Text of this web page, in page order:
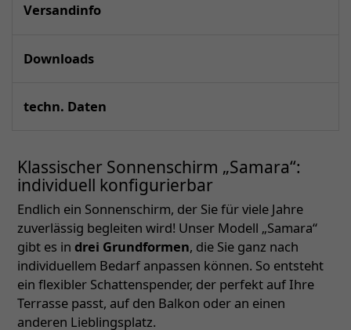
Versandinfo
Downloads
techn. Daten
Klassischer Sonnenschirm „Samara“:
individuell konfigurierbar
Endlich ein Sonnenschirm, der Sie für viele Jahre
zuverlässig begleiten wird! Unser Modell „Samara“
gibt es in drei Grundformen, die Sie ganz nach
individuellem Bedarf anpassen können. So entsteht
ein flexibler Schattenspender, der perfekt auf Ihre
Terrasse passt, auf den Balkon oder an einen
anderen Lieblingsplatz.